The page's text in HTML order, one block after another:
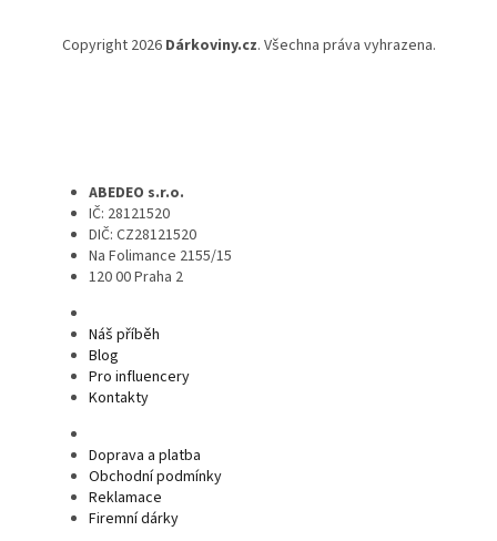
Copyright 2026 Dárkoviny.cz. Všechna práva vyhrazena.
ABEDEO s.r.o.
IČ: 28121520
DIČ: CZ28121520
Na Folimance 2155/15
120 00 Praha 2
Náš příběh
Blog
Pro influencery
Kontakty
Doprava a platba
Obchodní podmínky
Reklamace
Firemní dárky